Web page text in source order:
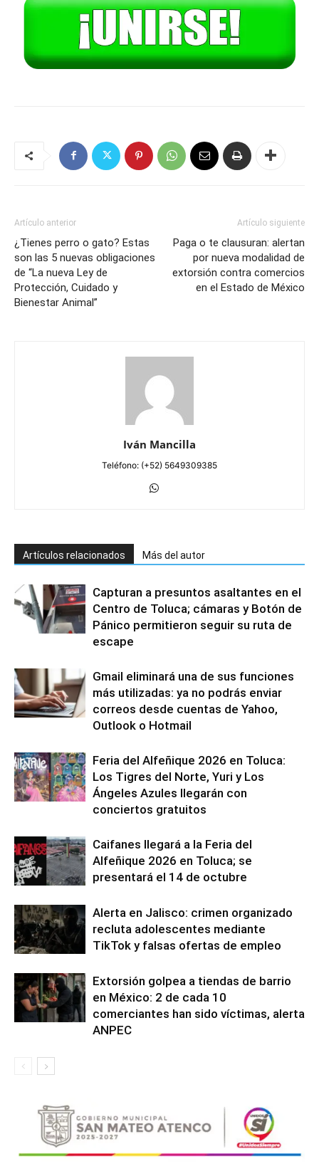
Artículo anterior
¿Tienes perro o gato? Estas
son las 5 nuevas obligaciones
de “La nueva Ley de
Protección, Cuidado y
Bienestar Animal”
Artículo siguiente
Paga o te clausuran: alertan
por nueva modalidad de
extorsión contra comercios
en el Estado de México
Iván Mancilla
Teléfono: (+52) 5649309385
Artículos relacionados Más del autor
Capturan a presuntos asaltantes en el
Centro de Toluca; cámaras y Botón de
Pánico permitieron seguir su ruta de
escape
Gmail eliminará una de sus funciones
más utilizadas: ya no podrás enviar
correos desde cuentas de Yahoo,
Outlook o Hotmail
Feria del Alfeñique 2026 en Toluca:
Los Tigres del Norte, Yuri y Los
Ángeles Azules llegarán con
conciertos gratuitos
Caifanes llegará a la Feria del
Alfeñique 2026 en Toluca; se
presentará el 14 de octubre
Alerta en Jalisco: crimen organizado
recluta adolescentes mediante
TikTok y falsas ofertas de empleo
Extorsión golpea a tiendas de barrio
en México: 2 de cada 10
comerciantes han sido víctimas, alerta
ANPEC